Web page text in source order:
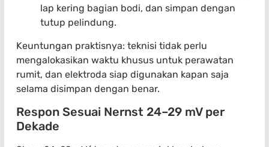
lap kering bagian bodi, dan simpan dengan
tutup pelindung.
Keuntungan praktisnya: teknisi tidak perlu
mengalokasikan waktu khusus untuk perawatan
rumit, dan elektroda siap digunakan kapan saja
selama disimpan dengan benar.
Respon Sesuai Nernst 24–29 mV per
Dekade